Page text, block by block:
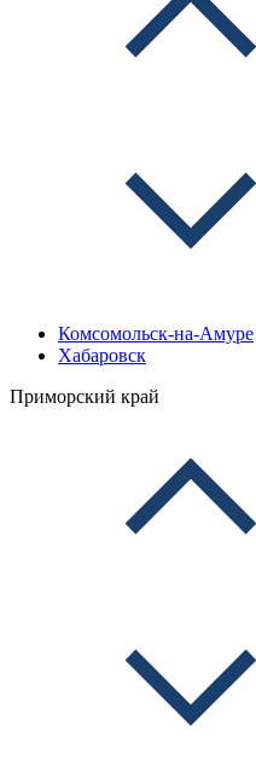
Комсомольск-на-Амуре
Хабаровск
Приморский край